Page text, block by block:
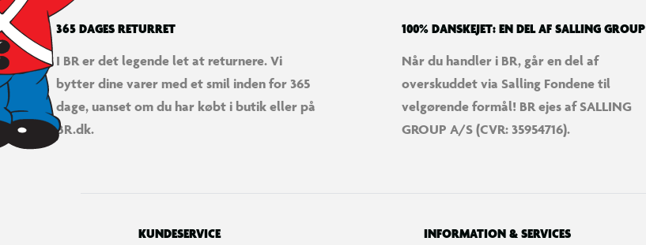
365 DAGES RETURRET
I BR er det legende let at returnere. Vi
bytter dine varer med et smil inden for 365
dage, uanset om du har købt i butik eller på
BR.dk.
100% DANSKEJET: EN DEL AF SALLING GROUP
Når du handler i BR, går en del af
overskuddet via Salling Fondene til
velgørende formål! BR ejes af SALLING
GROUP A/S (CVR: 35954716).
KUNDESERVICE INFORMATION & SERVICES